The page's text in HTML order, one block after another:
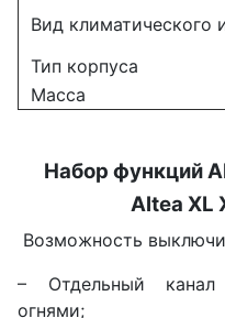
Вид климатического
Тип корпуса
Масса
Набор функций
Altea XL
Возможность
– Отдельный канал
огнями;